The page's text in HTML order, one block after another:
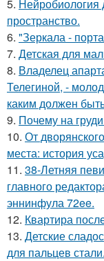
5.
пространство.
6. "Зеркала -
7. Детская для
8. Владелец
Телегиной, -
каким должен
9. Почему на
10. От
места: история
11. 38-Летняя
главного
эннинфула 72ee.
12. Квартира
13. Детские
для пальцев стали.